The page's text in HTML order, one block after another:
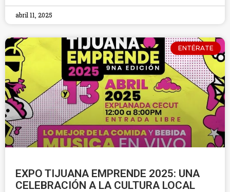
abril 11, 2025
ENTÉRATE
EXPO TIJUANA EMPRENDE 2025: UNA
CELEBRACIÓN A LA CULTURA LOCAL